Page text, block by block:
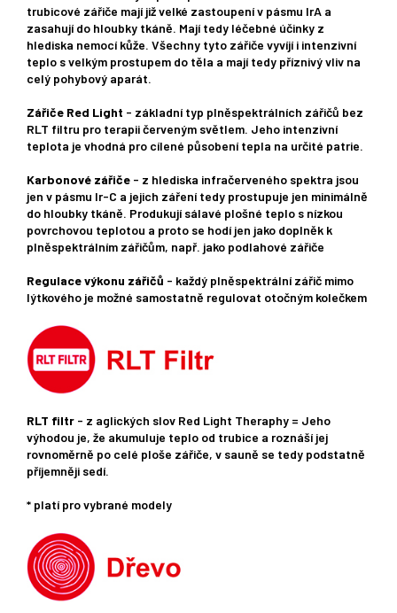
trubicové zářiče mají již velké zastoupení v pásmu IrA a
zasahují do hloubky tkáně. Mají tedy léčebné účinky z
hlediska nemocí kůže. Všechny tyto zářiče vyvíjí i intenzivní
teplo s velkým prostupem do těla a mají tedy příznivý vliv na
celý pohybový aparát.
Zářiče Red Light - základní typ plněspektrálních zářičů bez
RLT filtru pro terapii červeným světlem. Jeho intenzivní
teplota je vhodná pro cílené působení tepla na určité patrie.
Karbonové zářiče - z hlediska infračerveného spektra jsou
jen v pásmu Ir-C a jejich záření tedy prostupuje jen minimálně
do hloubky tkáně. Produkují sálavé plošné teplo s nízkou
povrchovou teplotou a proto se hodí jen jako doplněk k
plněspektrálním zářičům, např. jako podlahové zářiče
Regulace výkonu zářičů - každý plněspektrální zářič mimo
lýtkového je možné samostatně regulovat otočným kolečkem
RLT filtr - z aglických slov Red Light Theraphy = Jeho
výhodou je, že akumuluje teplo od trubice a roznáší jej
rovnoměrně po celé ploše zářiče, v sauně se tedy podstatně
příjemněji sedí.
* platí pro vybrané modely